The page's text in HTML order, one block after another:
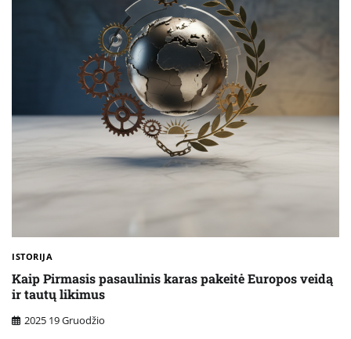
ISTORIJA
Kaip Pirmasis pasaulinis karas pakeitė Europos veidą
ir tautų likimus
2025 19 Gruodžio